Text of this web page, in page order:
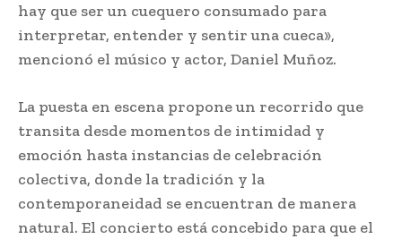
hay que ser un cuequero consumado para
interpretar, entender y sentir una cueca»,
mencionó el músico y actor, Daniel Muñoz.
La puesta en escena propone un recorrido que
transita desde momentos de intimidad y
emoción hasta instancias de celebración
colectiva, donde la tradición y la
contemporaneidad se encuentran de manera
natural. El concierto está concebido para que el